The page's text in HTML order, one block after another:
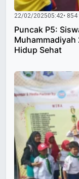
22/02/202505:42•
Puncak P5:
Muhammadiyah
Hidup Sehat